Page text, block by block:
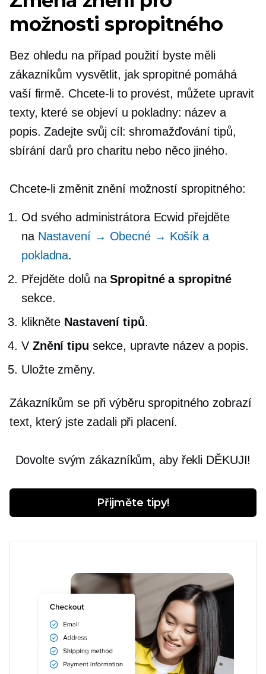
možnosti spropitného
Bez ohledu na případ použití byste měli
zákazníkům vysvětlit, jak spropitné pomáhá
vaší firmě. Chcete-li to provést, můžete upravit
texty, které se objeví u pokladny: název a
popis. Zadejte svůj cíl: shromažďování tipů,
sbírání darů pro charitu nebo něco jiného.
Chcete-li změnit znění možností spropitného:
Od svého administrátora Ecwid přejděte
na Nastavení → Obecné → Košík a
pokladna.
Přejděte dolů naSpropitné a spropitné
sekce.
klikněte Nastavení tipů.
V Znění tipu sekce, upravte název a popis.
Uložte změny.
Zákazníkům se při výběru spropitného zobrazí
text, který jste zadali při placení.
Dovolte svým zákazníkům, aby řekli DĚKUJI!
Přijměte tipy!